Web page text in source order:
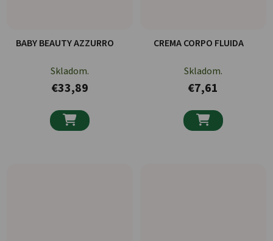
BABY BEAUTY AZZURRO
Skladom.
€33,89

CREMA CORPO FLUIDA
Skladom.
€7,61
